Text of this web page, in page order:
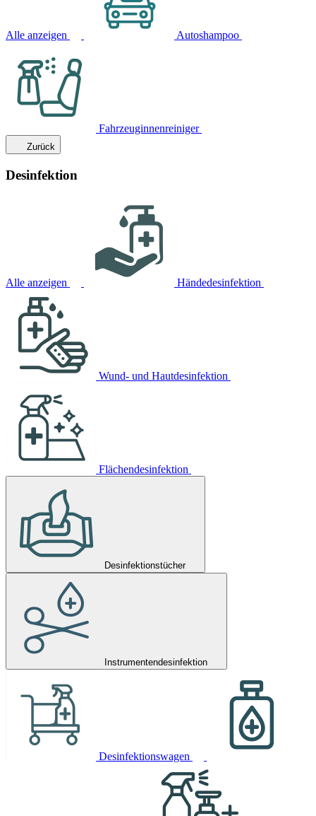
Alle anzeigen Autoshampoo
Fahrzeuginnenreiniger
Zurück
Desinfektion
Alle anzeigen Händedesinfektion
Wund- und Hautdesinfektion
Flächendesinfektion
Desinfektionstücher
Instrumentendesinfektion
Desinfektionswagen